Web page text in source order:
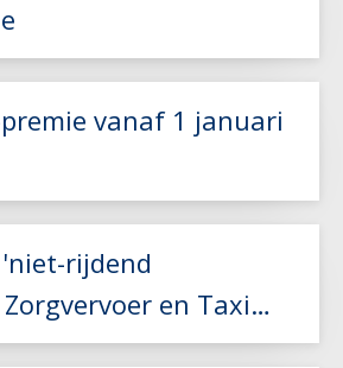
premie vanaf 1 januari
rijdend
en Taxi